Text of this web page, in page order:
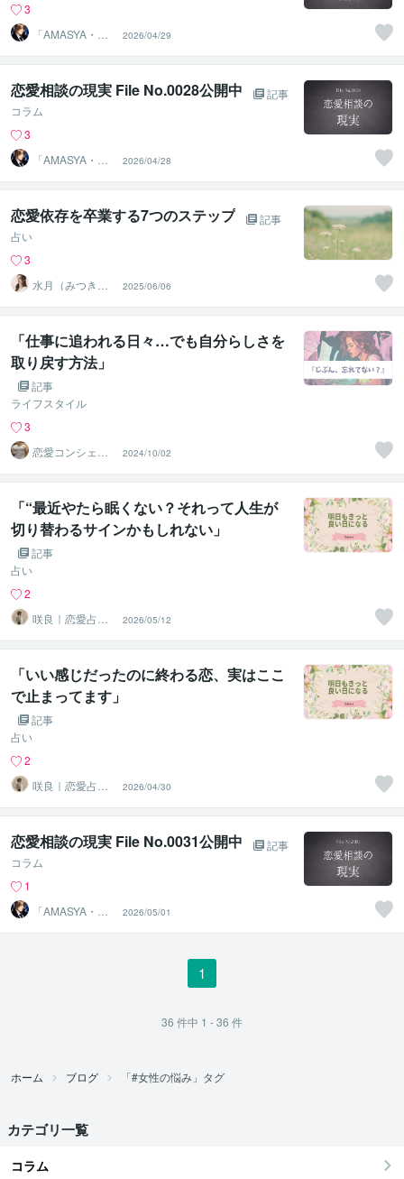
3
「AMASYA・ま
2026/04/29
恋愛相談の現実 File No.0028公開中
記事
コラム
3
「AMASYA・ま
2026/04/28
恋愛依存を卒業する7つのステップ
記事
占い
3
水月（みつき）
直感で縁を導く
タロット
2025/06/06
「仕事に追われる日々…でも自分らしさを
取り戻す方法」
記事
ライフスタイル
3
恋愛コンシェル
ジュ ｜ ソウメイ
2024/10/02
「“最近やたら眠くない？それって人生が
切り替わるサインかもしれない」
記事
占い
2
咲良｜恋愛占い
心導師
2026/05/12
「いい感じだったのに終わる恋、実はここ
で止まってます」
記事
占い
2
咲良｜恋愛占い
心導師
2026/04/30
恋愛相談の現実 File No.0031公開中
記事
コラム
1
「AMASYA・ま
2026/05/01
1
36 件中 1 - 36 件
ホーム ブログ 「#女性の悩み」タグ
カテゴリ一覧
コラム